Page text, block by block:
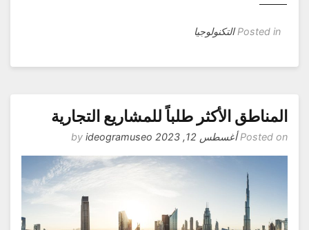
Posted in التكنولوجيا
الأكثر طلباً للمشاريع التجارية
Posted أغسطس 12, 2023 by
ideogramuseo